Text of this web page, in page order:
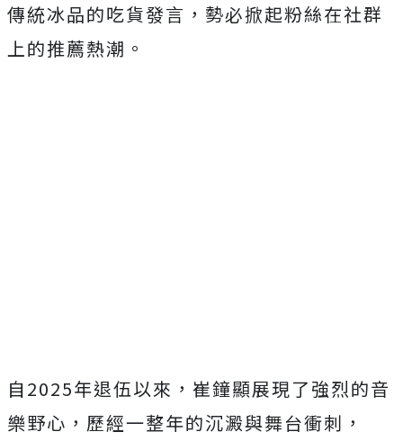
傳統冰品的吃貨發言， 勢必掀起粉絲在社群
上的推薦熱潮。
自2025年退伍以來，崔鐘顯展現了強烈的音
樂野心， 歷經一整年的沉澱與舞台衝刺，